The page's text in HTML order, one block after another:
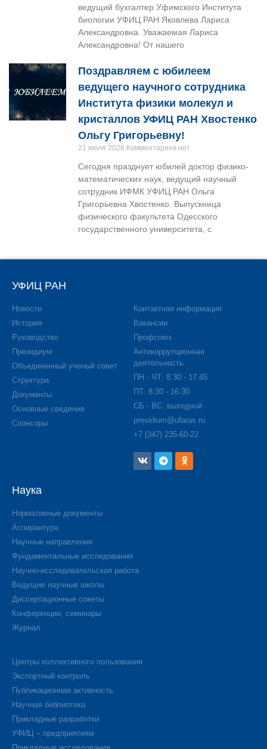
ведущий бухгалтер Уфимского Института
биологии УФИЦ РАН Яковлева Лариса
Александровна. Уважаемая Лариса
Александровна! От нашего
Поздравляем с юбилеем
ведущего научного сотрудника
Института физики молекул и
кристаллов УФИЦ РАН Хвостенко
Ольгу Григорьевну!
21 июля 2026 Комментариев нет
Сегодня празднует юбилей доктор физико-
математических наук, ведущий научный
сотрудник ИФМК УФИЦ РАН Ольга
Григорьевна Хвостенко. Выпускница
физического факультета Одесского
государственного университета, с
УФИЦ РАН
Новости
История
Руководство
Президиум
Объединенный ученый совет
Структура
Документы
Основные сведения
Спонсоры
Контактная информация
Вакансии
Профсоюз
Антикоррупционная
деятельность
ПН - ЧТ: 8.30 - 17.45
ПТ: 8:30 - 16:30
СБ - ВС: выходной
presidium@ufaras.ru
+7 (347) 235-60-22
Наука
Нормативные документы
Аспирантура
Научные направления
Фундаментальные исследования
Научно-исследовательская работа
Ведущие научные школы
Диссертационные советы
Конференции, семинары
Журнал
Центры коллективного пользования
Экспортный контроль
Публикационная активность
Научная библиотека
Прикладные разработки
УФИЦ – предприятиям